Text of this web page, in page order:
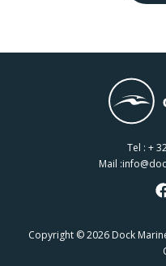
Tel : +
Mail :
Copyright© 2026 Dock